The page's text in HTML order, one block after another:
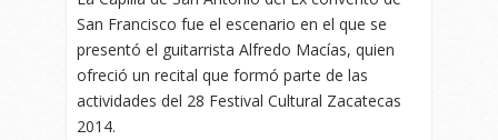
San Francisco fue el escenario en el que se
presentó el guitarrista Alfredo Macías, quien
ofreció un recital que formó parte de las
actividades del 28 Festival Cultural Zacatecas
2014.